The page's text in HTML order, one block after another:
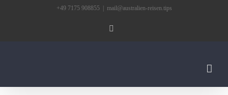
+49 7175 908855 mail@australien-reisen.tips